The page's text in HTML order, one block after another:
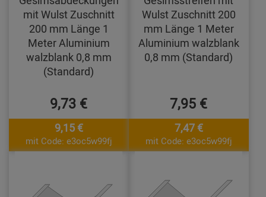
mit Wulst Zuschnitt
200 mm Länge 1
Meter Aluminium
walzblank 0,8 mm
(Standard)
9,73 €
9,15 €
mit Code: e3oc5w99fj
Wulst Zuschnitt 200
mm Länge 1 Meter
Aluminium walzblank
0,8 mm (Standard)
7,95 €
7,47 €
mit Code: e3oc5w99fj